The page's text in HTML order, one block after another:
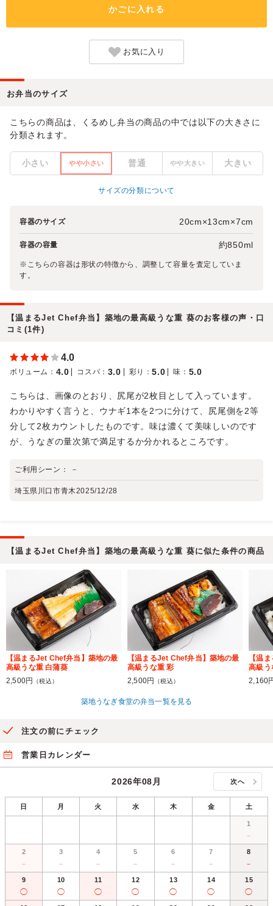
かごに入れる
お気に入り
お弁当のサイズ
こちらの商品は、くるめし弁当の商品の中では以下の大きさに
分類されます。
小さい やや小さい 普通 やや大きい 大きい
サイズの分類について
容器のサイズ 20cm×13cm×7cm
容器の容量 約850ml
※こちらの容器は形状の特徴から、調整して容量を査定していま
す。
【温まるJet Chef弁当】築地の最高級うな重 葵のお客様の声・口
コミ(1件)
4.0
ボリューム ： 4.0 コスパ ： 3.0 彩り ：5.0 味 ： 5.0
こちらは、画像のとおり、尻尾が2枚目として入っています。
わかりやすく言うと、ウナギ1本を2つに分けて、尻尾側を2等
分して2枚カウントしたものです。味は濃くて美味しいのです
が、うなぎの量次第で満足するか分かれるところです。
ご利用シーン： －
埼玉県川口市青木2025/12/28
【温まるJet Chef弁当】築地の最高級うな重 葵に似た条件の商品
【温まるJet Chef弁当】築地の最
高級うな重 白蒲葵
2,500円
（税込）
【温まるJet Chef弁当】築地の最
高級うな重 彩
2,500円
（税込）
【温
高級う
2,160
築地うなぎ食堂の弁当一覧を見る
注文の前にチェック
営業日カレンダー
2026年08月 次へ
日 月 火 水 木 金 土
1
－
2
－
3
－
4
－
5
－
6
－
7
－
8
－
9
◯
10
◯
11
◯
12
◯
13
◯
14
◯
15
◯